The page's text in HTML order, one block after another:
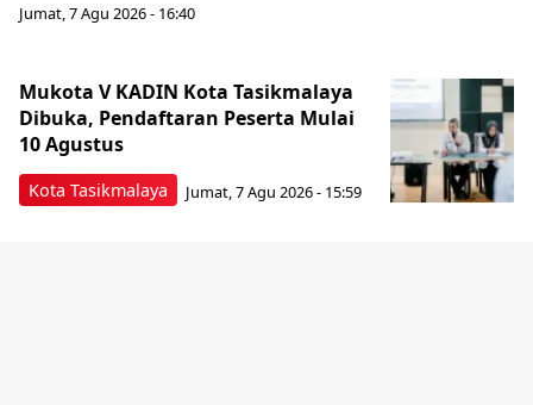
Jumat, 7 Agu 2026 - 16:40
Kota Tasikmalaya
Mukota V KADIN Kota Tasikmalaya
Dibuka, Pendaftaran Peserta Mulai
10 Agustus
Jumat, 7 Agu 2026 - 15:59